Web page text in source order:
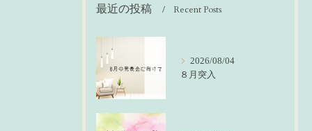
最近の投稿 Recent Posts
2026/08/04
８月突入